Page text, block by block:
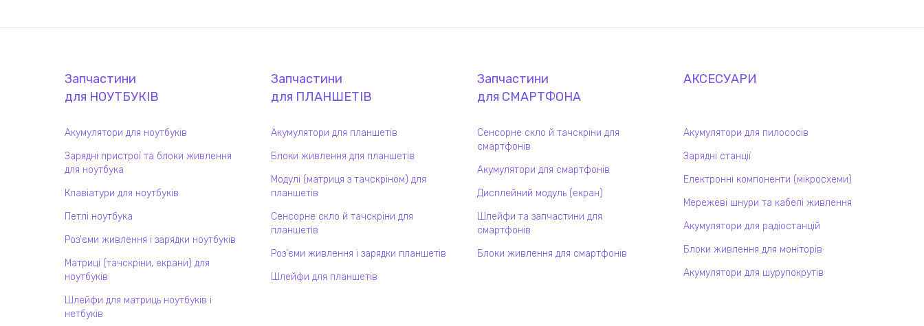
Запчастини
для НОУТБУКІВ
Акумулятори для ноутбуків
Зарядні пристрої та блоки живлення
для ноутбука
Клавіатури для ноутбуків
Петлі ноутбука
Роз'єми живлення і зарядки ноутбуків
Матриці (тачскріни, екрани) для
ноутбуків
Шлейфи для матриць ноутбуків і
нетбуків
Запчастини
для ПЛАНШЕТІВ
Акумулятори для планшетів
Блоки живлення для планшетів
Модулі (матриця з тачскріном) для
планшетів
Сенсорне скло й тачскріни для
планшетів
Роз'єми живлення і зарядки планшетів
Шлейфи для планшетів
Запчастини
для СМАРТФОНА
Сенсорне скло й тачскріни для
смартфонів
Акумулятори для смартфонів
Дисплейний модуль (екран)
Шлейфи та запчастини для
смартфонів
Блоки живлення для смартфонів
АКСЕСУАРИ
Акумулятори для пилососів
Зарядні станції
Електронні компоненти (мікросхеми)
Мережеві шнури та кабелі живлення
Акумулятори для радіостанцій
Блоки живлення для моніторів
Акумулятори для шурупокрутів